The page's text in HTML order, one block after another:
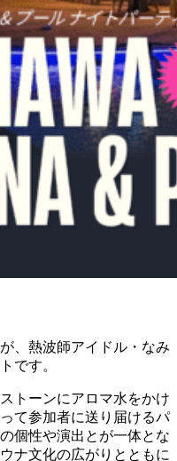
、熱波師アイドル・なみ
です。
トーンにアロマ水をかけ
て参加者に送り届けるパ
個性や演出とが一体とな
ナ文化の広がりとともに